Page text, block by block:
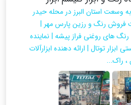
وسعت استان البرز در محله حیدر
فروش رنگ و رزین پارس مهر |
های روغنی فراز پیشه | نماینده
ابزار توتال | ارائه دهنده ابزارآلات
، راک...